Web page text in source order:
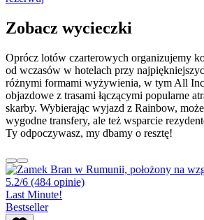
Zobacz wycieczki
Oprócz lotów czarterowych organizujemy
od wczasów w hotelach przy
różnymi formami wyżywienia, w tym All
objazdowe z trasami łączącymi popularne
skarby. Wybierając wyjazd z Rainbow,
wygodne transfery, ale też wsparcie
Ty odpoczywasz, my dbamy o resztę!
5.2/6 (484 opinie)
Last Minute!
Bestseller